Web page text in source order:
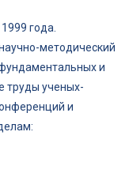
года.
методический
и
труды ученых-
и